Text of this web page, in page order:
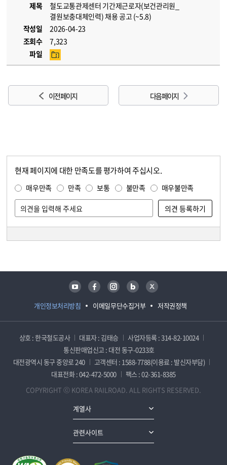
제목
철도교통관제센터 기간제근로자(보건관리원_
결원보충대체인력) 채용 공고 (~5.8)
작성일
2026-04-23
조회수
7,323
파일
이전 페이지 다음 페이지
현재 페이지에 대한 만족도를 평가하여 주십시오.
매우만족 만족 보통 불만족 매우불만족
개인정보처리방침 이메일무단수집거부 저작권정책
유튜브 페이스북 인스타그램 블로그 트위터
상호 : 한국철도공사 대표자 : 김태승
사업자등록 : 314-82-10024
통신판매업신고 : 대전 동구-0233호
대전광역시 동구 중앙로 240
고객센터 : 1588-7788(이용료 : 발신자부담)
대표전화 : 042-472-5000
팩스 : 02-361-8385
COPYRIGHT ⓒ KOREA RAILROAD. ALL RIGHTS RESERVED.
계열사
관련사이트